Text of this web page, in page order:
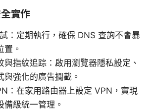
實作
：定期執行，確保 DNS 查詢不會暴
置。
與指紋追踪：啟用瀏覽器隱私設定、
與強化的廣告攔截。
：在家用路由器上設定 VPN，實現
備級統一管理。